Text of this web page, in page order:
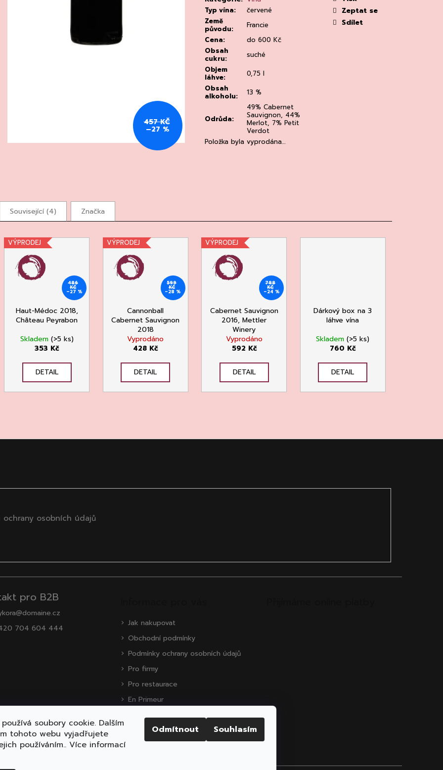
soubory cookie. Dalším
tohoto webu vyjadřujete
používáním.. Více informací
Odmítnout Souhlasím
Typ vína:
červené
Země
původu:
Francie
Cena:
do 600 Kč
Obsah
cukru:
suché
Objem
láhve:
0,75 l
Obsah
alkoholu: 13 %
Odrůda:
49% Cabernet
Sauvignon, 44%
Merlot, 7% Petit
Verdot
Položka byla vyprodána…
Zeptat se
Sdílet
457 KČ
–27 %
Související (4) Značka
VÝPRODEJ
486
KČ
–27 %
Haut-Médoc 2018,
Château Peyrabon
Skladem (>5 ks)
353 Kč
DETAIL
VÝPRODEJ
599
KČ
–28 %
Cannonball
Cabernet Sauvignon
2018
Vyprodáno
428 Kč
DETAIL
VÝPRODEJ
788
KČ
–24 %
Cabernet Sauvignon
2016, Mettler
Winery
Vyprodáno
592 Kč
DETAIL
Dárkový box na 3
láhve vína
Skladem(>5 ks)
760 Kč
DETAIL
ochrany osobních údajů
pro B2B
704 604 444
Jak nakupovat
Obchodní podmínky
Podmínky ochrany osobních údajů
Pro firmy
Pro restaurace
En Primeur
Zákaznická podpora